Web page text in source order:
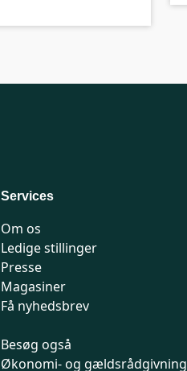
Services
Om os
Ledige stillinger
Presse
Magasiner
Få nyhedsbrev
Besøg også
Økonomi- og gældsrådgivning